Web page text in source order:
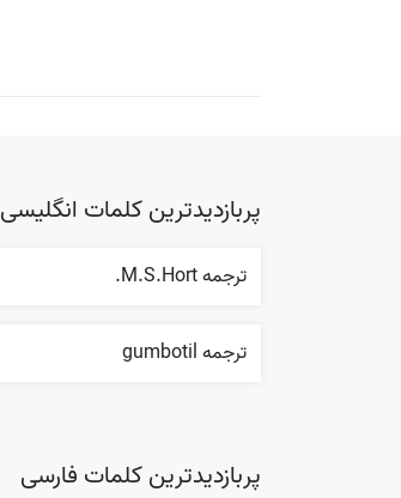
پربازدیدترین کلمات انگلیسی
ترجمه M.S.Hort.
ترجمه gumbotil
پربازدیدترین کلمات فارسی